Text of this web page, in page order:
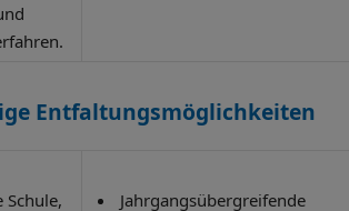
Entfaltungsmöglichkeiten
Jahrgangsübergreifende